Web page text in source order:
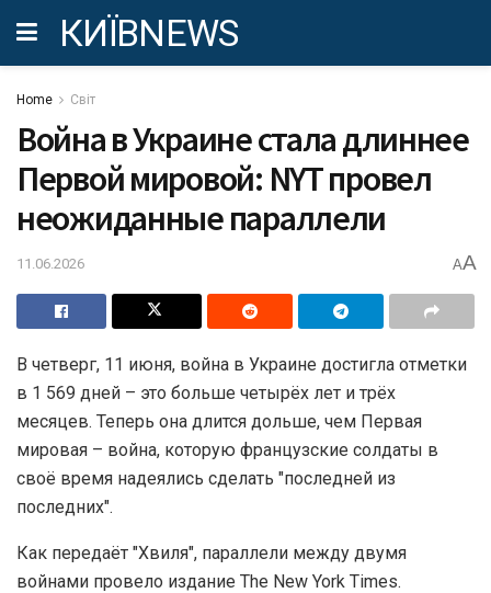
КИЇВNEWS
Home Світ
Война в Украине стала длиннее
Первой мировой: NYT провел
неожиданные параллели
11.06.2026 AA
В четверг, 11 июня, война в Украине достигла отметки
в 1 569 дней – это больше четырёх лет и трёх
месяцев. Теперь она длится дольше, чем Первая
мировая – война, которую французские солдаты в
своё время надеялись сделать "последней из
последних".
Как передаёт "Хвиля", параллели между двумя
войнами провело издание The New York Times.